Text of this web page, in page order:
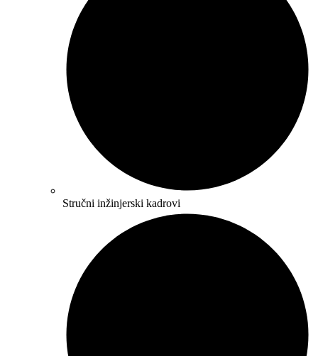
Stručni inžinjerski kadrovi